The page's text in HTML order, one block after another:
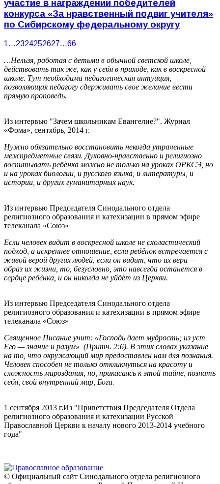
участие в награждении победителей
конкурса «За нравственный подвиг учителя»
по Сибирскому федеральному округу
1…2324252627…66
…Нельзя, работая с детьми в обычной светской школе,
действовать так же, как у себя в приходе, как в воскресной
школе. Тут необходима педагогическая интуиция,
позволяющая педагогу сдерживать свое желание вести
прямую проповедь.
Из интервью "Зачем школьникам Евангелие?". Журнал
«Фома», сентябрь, 2014 г.
Нужно обязательно восстановить некогда утраченные
межпредметные связи. Духовно-нравственно и религиозно
воспитывать ребёнка можно не только на уроках ОРКСЭ, но
и на уроках биологии, и русского языка, и литературы, и
истории, и других гуманитарных наук.
Из интервью Председателя Синодального отдела
религиозного образования и катехизации в прямом эфире
телеканала «Союз»
Если человек видит в воскресной школе не схоластический
подход, а искреннее отношение, если ребёнок встречается с
живой верой других людей, если он видит, что их вера —
образ их жизни, то, безусловно, это навсегда останется в
сердце ребёнка, и он никогда не уйдёт из Церкви.
Из интервью Председателя Синодального отдела
религиозного образования и катехизации в прямом эфире
телеканала «Союз»
Священное Писание учит: «Господь дает мудрость; из уст
Его — знание и разум» (Притч. 2:6). В этих словах указание
на то, что окружающий мир предоставлен нам для познания.
Человек способен не только откликнуться на красоту и
сложность мироздания, но, прикасаясь к этой тайне, познать
себя, свой внутренний мир, Бога.
1 сентября 2013 г.Из "Приветствия Председателя Отдела
религиозного образования и катехизации Русской
Православной Церкви к началу нового 2013-2014 учебного
года"
© Официальный сайт Синодального отдела религиозного